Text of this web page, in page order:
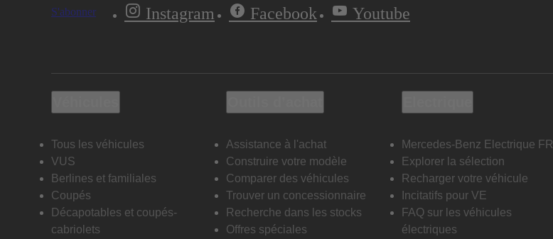
S'abonner Instagram Facebook Youtube
Tous les véhicules
VUS
Berlines et familiales
Coupés
Décapotables et coupés-
cabriolets
Assistance à l'achat
Construire votre modèle
Comparer des véhicules
Trouver un concessionnaire
Recherche dans les stocks
Offres spéciales
Mercedes-Benz Electrique FR
Explorer la sélection
Recharger votre véhicule
Incitatifs pour VE
FAQ sur les véhicules
électriques